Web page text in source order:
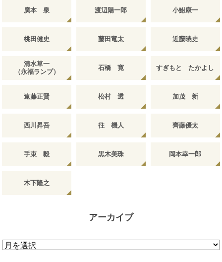
廣本 泉 渡辺陽一郎 小鮒康一
桃田健史 藤田竜太 近藤暁史
清水草一
（永福ランプ）
石橋 寛 すぎもと たかよし
遠藤正賢 松村 透 加茂 新
西川昇吾 往 機人 齊藤優太
手束 毅 黒木美珠 岡本幸一郎
木下隆之
アーカイブ
ア